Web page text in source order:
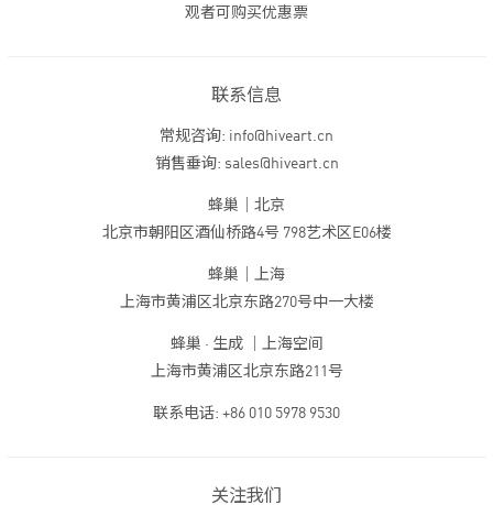
观者可购买优惠票
联系信息
常规咨询: info@hiveart.cn
销售垂询: sales@hiveart.cn
蜂巢｜北京
北京市朝阳区酒仙桥路4号 798艺术区E06楼
蜂巢｜上海
上海市黄浦区北京东路270号中一大楼
蜂巢 · 生成 ｜上海空间
上海市黄浦区北京东路211号
联系电话: +86 010 5978 9530
关注我们